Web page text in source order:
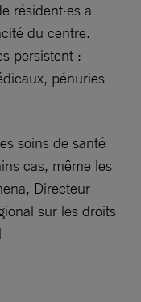
résident·es a
du centre.
persistent :
pénuries
soins de santé
cas, même les
Directeur
sur les droits